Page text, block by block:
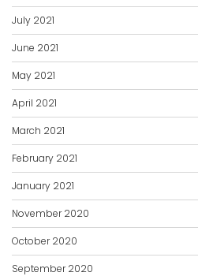
July 2021
June 2021
May 2021
April 2021
March 2021
February 2021
January 2021
November 2020
October 2020
September 2020